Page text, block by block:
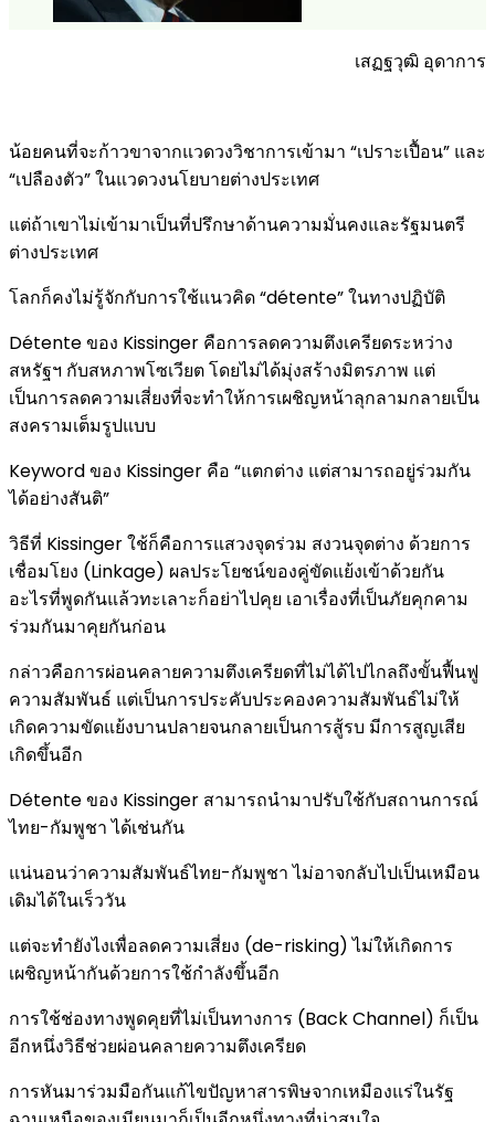
เสฏฐวุฒิ อุดาการ
น้อยคนที่จะก้าวขาจากแวดวงวิชาการเข้ามา “เปราะเปื้อน” และ
“เปลืองตัว” ในแวดวงนโยบายต่างประเทศ
แต่ถ้าเขาไม่เข้ามาเป็นที่ปรึกษาด้านความมั่นคงและรัฐมนตรี
ต่างประเทศ
โลกก็คงไม่รู้จักกับการใช้แนวคิด “détente” ในทางปฏิบัติ
Détente ของ Kissinger คือการลดความตึงเครียดระหว่าง
สหรัฐฯ กับสหภาพโซเวียต โดยไม่ได้มุ่งสร้างมิตรภาพ แต่
เป็นการลดความเสี่ยงที่จะทำให้การเผชิญหน้าลุกลามกลายเป็น
สงครามเต็มรูปแบบ
Keyword ของ Kissinger คือ “แตกต่าง แต่สามารถอยู่ร่วมกัน
ได้อย่างสันติ”
วิธีที่ Kissinger ใช้ก็คือการแสวงจุดร่วม สงวนจุดต่าง ด้วยการ
เชื่อมโยง (Linkage) ผลประโยชน์ของคู่ขัดแย้งเข้าด้วยกัน
อะไรที่พูดกันแล้วทะเลาะก็อย่าไปคุย เอาเรื่องที่เป็นภัยคุกคาม
ร่วมกันมาคุยกันก่อน
กล่าวคือการผ่อนคลายความตึงเครียดที่ไม่ได้ไปไกลถึงขั้นฟื้นฟู
ความสัมพันธ์ แต่เป็นการประคับประคองความสัมพันธ์ไม่ให้
เกิดความขัดแย้งบานปลายจนกลายเป็นการสู้รบ มีการสูญเสีย
เกิดขึ้นอีก
Détente ของ Kissinger สามารถนำมาปรับใช้กับสถานการณ์
ไทย-กัมพูชา ได้เช่นกัน
แน่นอนว่าความสัมพันธ์ไทย-กัมพูชา ไม่อาจกลับไปเป็นเหมือน
เดิมได้ในเร็ววัน
แต่จะทำยังไงเพื่อลดความเสี่ยง (de-risking) ไม่ให้เกิดการ
เผชิญหน้ากันด้วยการใช้กำลังขึ้นอีก
การใช้ช่องทางพูดคุยที่ไม่เป็นทางการ (Back Channel) ก็เป็น
อีกหนึ่งวิธีช่วยผ่อนคลายความตึงเครียด
การหันมาร่วมมือกันแก้ไขปัญหาสารพิษจากเหมืองแร่ในรัฐ